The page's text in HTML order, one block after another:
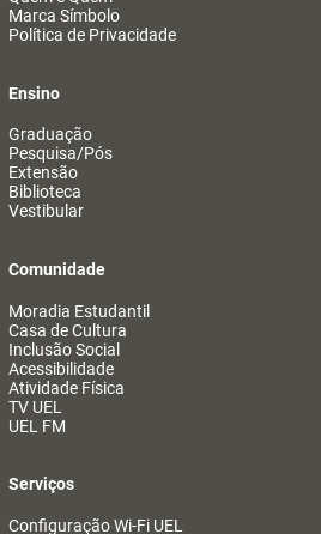
Marca Símbolo
Política de Privacidade
Ensino
Graduação
Pesquisa/Pós
Extensão
Biblioteca
Vestibular
Comunidade
Moradia Estudantil
Casa de Cultura
Inclusão Social
Acessibilidade
Atividade Física
TV UEL
UEL FM
Serviços
Configuração Wi-Fi UEL